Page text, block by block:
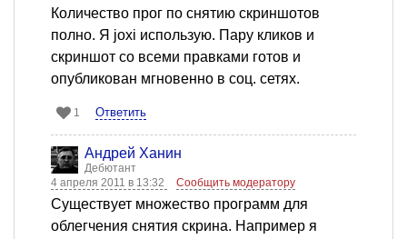
Количество прог по снятию скриншотов
полно. Я joxi использую. Пару кликов и
скриншот со всеми правками готов и
опубликован мгновенно в соц. сетях.
1 Ответить
Андрей Ханин
Дебютант
4 апреля 2011 в 13:32
Сообщить модератору
Существует множество программ для
облегчения снятия скрина. Например я